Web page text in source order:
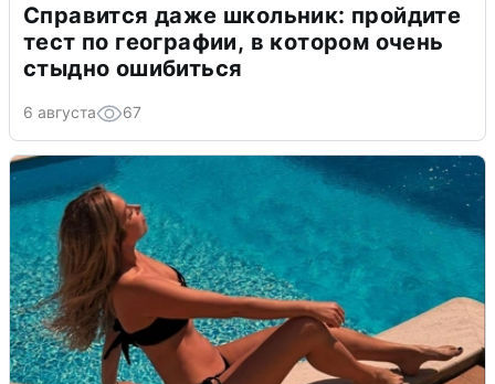
Справится даже школьник: пройдите
тест по географии, в котором очень
стыдно ошибиться
6 августа 67